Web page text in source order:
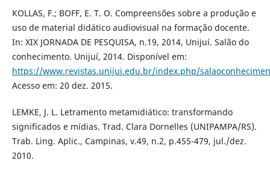
KOLLAS, F.; BOFF, E. T. O. Compreensões sobre a produção e
uso de material didático audiovisual na formação docente.
In: XIX JORNADA DE PESQUISA, n.19, 2014, Unijuí. Salão do
conhecimento. Unijuí, 2014. Disponível em:
https://www.revistas.unijui.edu.br/index.php/
Acesso em: 20 dez. 2015.
LEMKE, J. L. Letramento metamidiático: transformando
significados e mídias. Trad. Clara Dornelles (UNIPAMPA/RS).
Trab. Ling. Aplic., Campinas, v.49, n.2, p.455-479, jul./dez.
2010.